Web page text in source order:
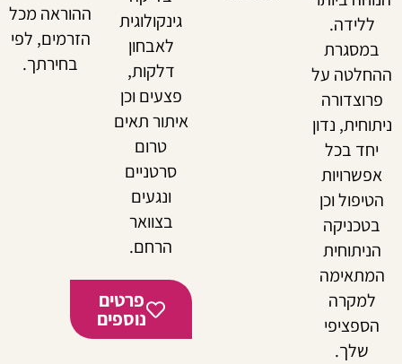
על
נדון
בכל
וכן
שלך.
גינקולוגית
לאבחון
דלקות,
פצעים וכן
איתור תאים
טרום
סרטניים
ונגעים
בצוואר
הרחם.
פרטים
נוספים
ההוראה מכל
הזרמים, לפי
בחירתך.